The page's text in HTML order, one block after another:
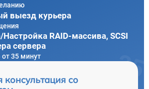
выезд курьера
RAID-массива, SCSI
сервера
от 35 минут
консультация со